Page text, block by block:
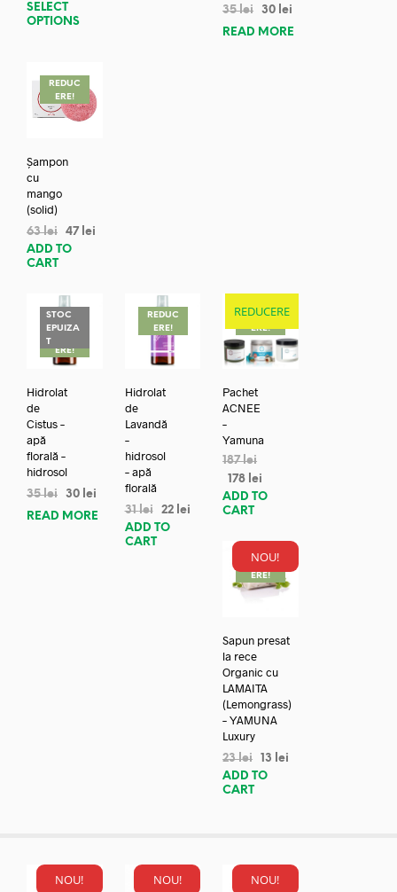
SELECT
OPTIONS
35lei 30 lei
READ MORE
REDUC
ERE!
Șampon
cu
mango
(solid)
63lei 47 lei
ADD TO
CART
STOC
EPUIZA
TREDUC
ERE!
Hidrolat
de
Cistus –
apă
florală –
hidrosol
35lei 30 lei
READ MORE
REDUC
ERE!
Hidrolat
de
Lavandă
–
hidrosol
– apă
florală
31lei 22 lei
ADD TO
CART
REDUCERE
REDUC
ERE!
Pachet
ACNEE
–
Yamuna
187lei
178 lei
ADD TO
CART
NOU!
REDUC
ERE!
Sapun presat
la rece
Organic cu
LAMAITA
(Lemongrass)
– YAMUNA
Luxury
23lei 13
lei
ADD TO
CART
NOU!
REDUC
NOU! NOU!